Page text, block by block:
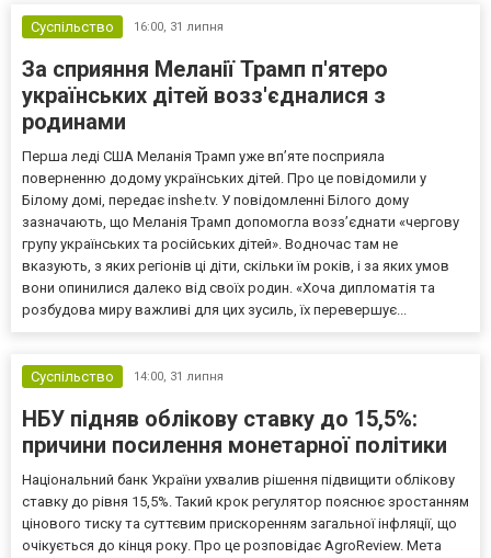
Суспільство 16:00, 31 липня
За сприяння Меланії Трамп п'ятеро
українських дітей возз'єдналися з
родинами
Перша леді США Меланія Трамп уже впʼяте посприяла
поверненню додому українських дітей. Про це повідомили у
Білому домі, передає inshe.tv. У повідомленні Білого дому
зазначають, що Меланія Трамп допомогла возз’єднати «чергову
групу українських та російських дітей». Водночас там не
вказують, з яких регіонів ці діти, скільки їм років, і за яких умов
вони опинилися далеко від своїх родин. «Хоча дипломатія та
розбудова миру важливі для цих зусиль, їх перевершує...
Суспільство 14:00, 31 липня
НБУ підняв облікову ставку до 15,5%:
причини посилення монетарної політики
Національний банк України ухвалив рішення підвищити облікову
ставку до рівня 15,5%. Такий крок регулятор пояснює зростанням
цінового тиску та суттєвим прискоренням загальної інфляції, що
очікується до кінця року. Про це розповідає AgroReview. Мета